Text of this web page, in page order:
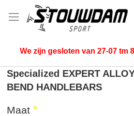
We zijn gesloten van 27-07 tm
Specialized EXPERT
BEND HANDLEBARS
Maat